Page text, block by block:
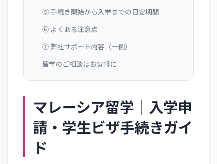
⑤ 手続き開始から入学までの目安期間
⑥ よくある注意点
⑦ 弊社サポート内容（一例）
留学のご相談はお気軽に
マレーシア留学｜入学申
請・学生ビザ手続きガイ
ド